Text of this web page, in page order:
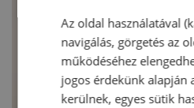
Az oldal használatával
navigálás, görgetés az
működéséhez
jogos érdekünk alapján
kerülnek, egyes sütik